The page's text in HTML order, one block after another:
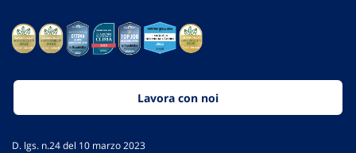
Lavora con noi
D. lgs. n.24 del 10 marzo 2023